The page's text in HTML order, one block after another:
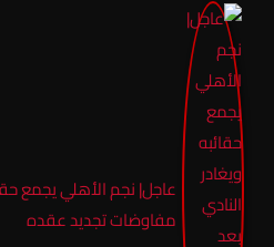
عاجل| نجم الأهلي يجمع
مفاوضات تجديد عقده